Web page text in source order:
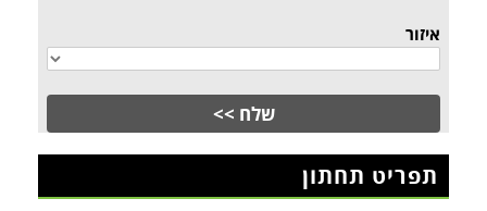
איזור
תפריט תחתון